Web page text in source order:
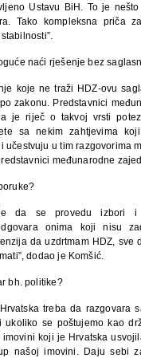
Ustavu BiH. To je
Tako kompleksna priča
naći rješenje bez
koje ne traži HDZ-ovu
zakonu. Predstavnici
je riječ o takvoj vrsti
sa nekim zahtjevima
učestvuju u tim razgovorima
međunarodne
da se provedu izbori
onima koji nisu
da uzdrtmam HDZ, sve
dodao je Komšić.
bh. politike?
treba da razgovara
se poštujemo kao
koji je Hrvatska
našoj imovini. Daju sebi